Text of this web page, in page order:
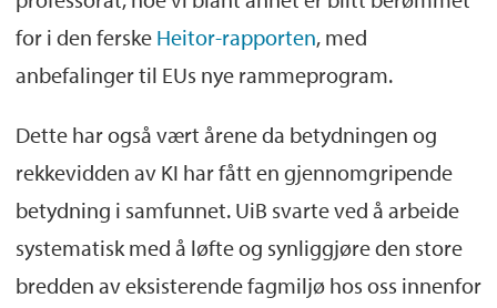
for i den ferske Heitor-rapporten, med
anbefalinger til EUs nye rammeprogram.
Dette har også vært årene da betydningen og
rekkevidden av KI har fått en gjennomgripende
betydning i samfunnet. UiB svarte ved å arbeide
systematisk med å løfte og synliggjøre den store
bredden av eksisterende fagmiljø hos oss innenfor